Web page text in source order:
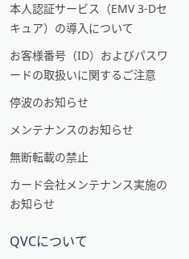
本人認証サービス（EMV 3-Dセ
キュア）の導入について
お客様番号（ID）およびパスワ
ードの取扱いに関するご注意
停波のお知らせ
メンテナンスのお知らせ
無断転載の禁止
カード会社メンテナンス実施の
お知らせ
QVCについて